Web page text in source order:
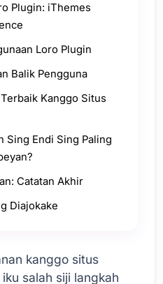
Plugin: iThemes
Loro Plugin
Balik Pengguna
Kanggo Situs
Sing Endi Sing Paling
Catatan Akhir
Diajokake
kanggo situs
salah siji langkah